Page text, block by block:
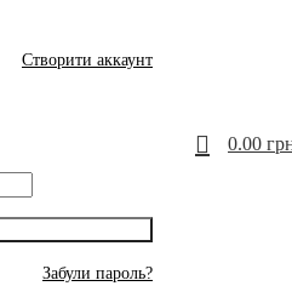
Створити аккаунт
Забули пароль?
0.00